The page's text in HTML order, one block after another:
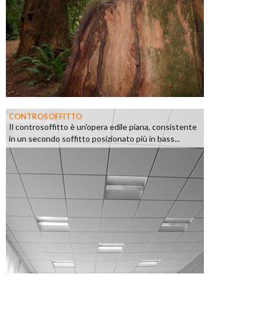
CONTROSOFFITTO
Il controsoffitto è un'opera edile piana, consistente
in un secondo soffitto posizionato più in bass...